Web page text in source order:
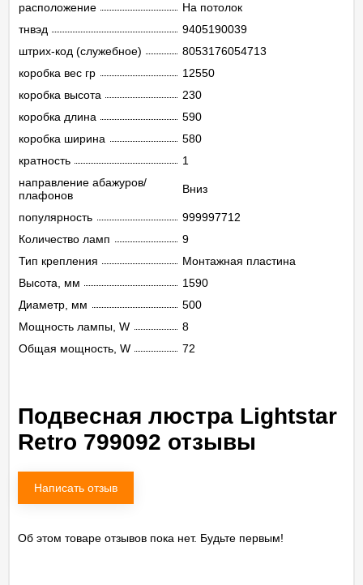
расположение
На потолок
тнвэд
9405190039
штрих-код (служебное)
8053176054713
коробка вес гр
12550
коробка высота
230
коробка длина
590
коробка ширина
580
кратность
1
направление абажуров/
плафонов
Вниз
популярность
999997712
Количество ламп
9
Тип крепления
Монтажная пластина
Высота, мм
1590
Диаметр, мм
500
Мощность лампы, W
8
Общая мощность, W
72
Подвесная люстра Lightstar
Retro 799092 отзывы
Написать отзыв
Об этом товаре отзывов пока нет. Будьте первым!